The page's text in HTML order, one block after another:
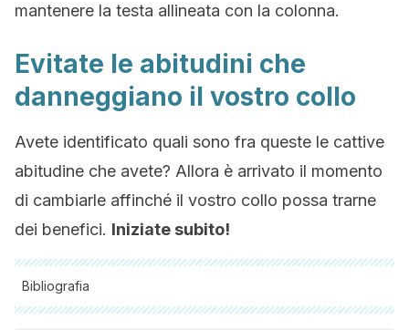
mantenere la testa allineata con la colonna.
Evitate le abitudini che
danneggiano il vostro collo
Avete identificato quali sono fra queste le cattive
abitudine che avete? Allora è arrivato il momento
di cambiarle affinché il vostro collo possa trarne
dei benefici. Iniziate subito!
Bibliografia
Tutte le fonti citate sono state esaminate a fondo dal nostro